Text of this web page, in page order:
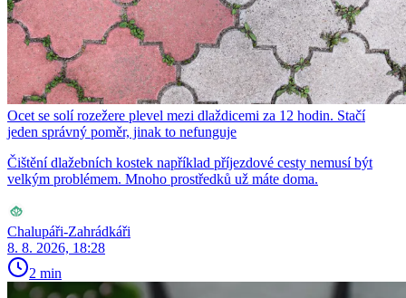
Ocet se solí rozežere plevel mezi dlaždicemi za 12 hodin. Stačí
jeden správný poměr, jinak to nefunguje
Čištění dlažebních kostek například příjezdové cesty nemusí být
velkým problémem. Mnoho prostředků už máte doma.
Chalupáři-Zahrádkáři
8. 8. 2026, 18:28
2 min